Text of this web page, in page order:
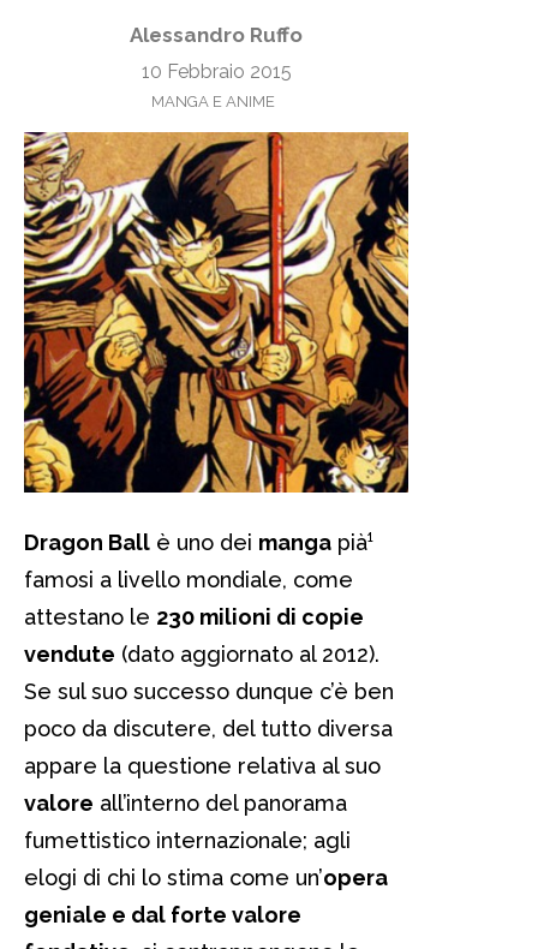
Alessandro Ruffo
10 Febbraio 2015
MANGA E ANIME
Dragon Ball è uno dei manga pià¹
famosi a livello mondiale, come
attestano le 230 milioni di copie
vendute (dato aggiornato al 2012).
Se sul suo successo dunque c’è ben
poco da discutere, del tutto diversa
appare la questione relativa al suo
valore all’interno del panorama
fumettistico internazionale; agli
elogi di chi lo stima come un’opera
geniale e dal forte valore